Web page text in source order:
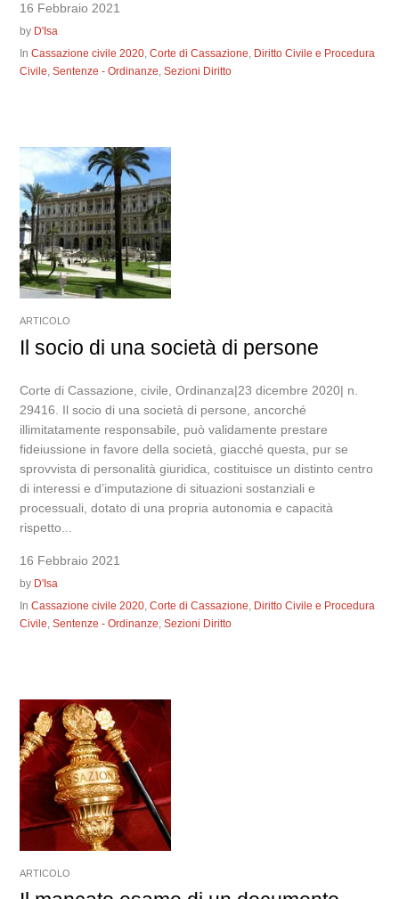
16 Febbraio 2021
by D'Isa
InCassazione civile 2020,Corte di Cassazione, Diritto Civile e Procedura
Civile,Sentenze - Ordinanze,Sezioni Diritto
ARTICOLO
Il socio di una società di persone
Corte di Cassazione, civile, Ordinanza|23 dicembre 2020| n.
29416. Il socio di una società di persone, ancorché
illimitatamente responsabile, può validamente prestare
fideiussione in favore della società, giacché questa, pur se
sprovvista di personalità giuridica, costituisce un distinto centro
di interessi e d’imputazione di situazioni sostanziali e
processuali, dotato di una propria autonomia e capacità
rispetto...
16 Febbraio 2021
by D'Isa
InCassazione civile 2020,Corte di Cassazione, Diritto Civile e Procedura
Civile,Sentenze - Ordinanze,Sezioni Diritto
ARTICOLO